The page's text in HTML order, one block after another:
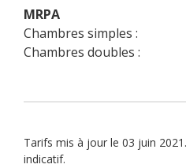
MRPA
Chambres simples :
Chambres doubles :
Tarifs mis à jour le 03 juin
indicatif.